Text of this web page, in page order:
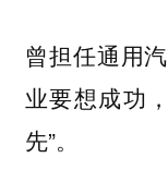
曾担任通用
业要想成功
先”。